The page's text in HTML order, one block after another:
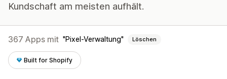
Kundschaft am meisten aufhält.
367 Apps mit Pixel-Verwaltung Löschen
Built for Shopify